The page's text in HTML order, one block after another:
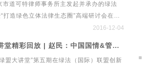
情冲击下的金融资本市场发展论坛将围绕
发展与法律规制展开深入探讨。
道可特律师事务所主发起并承办的绿法
打造绿色立体法律生态圈”高端研讨会在北
金融、法律、文化等领域的专家学者、行业
、民主与法制、人民法治网、法制日报、
说法、中国律师网、《投资圈》杂志、
2016-12-04
绿盟大讲堂 | 绿盟大讲堂精彩回放 | 赵民：中国国情&管理规律——两大维度告诉你如何在中国做管理
盟大讲堂”第五期在绿法（国际）联盟创新